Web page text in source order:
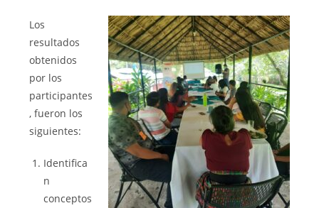
Los
resultados
obtenidos
por los
participantes
, fueron los
siguientes:
Identifica
n
conceptos